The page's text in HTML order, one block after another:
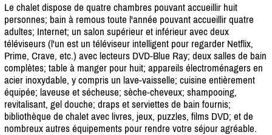
Le chalet dispose de quatre chambres pouvant accueillir huit
personnes; bain à remous toute l'année pouvant accueillir quatre
adultes; Internet; un salon supérieur et inférieur avec deux
téléviseurs (l'un est un téléviseur intelligent pour regarder Netflix,
Prime, Crave, etc.) avec lecteurs DVD-Blue Ray; deux salles de bain
complètes; table à manger pour huit; appareils électroménagers en
acier inoxydable, y compris un lave-vaisselle; cuisine entièrement
équipée; laveuse et sécheuse; sèche-cheveux; shampooing,
revitalisant, gel douche; draps et serviettes de bain fournis;
bibliothèque de chalet avec livres, jeux, puzzles, films DVD; et de
nombreux autres équipements pour rendre votre séjour agréable.